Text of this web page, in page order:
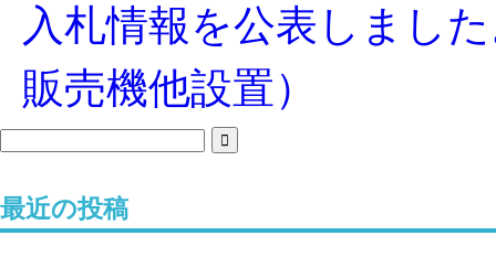
入札情報を公表しまし
販売機他設置）
最近の投稿